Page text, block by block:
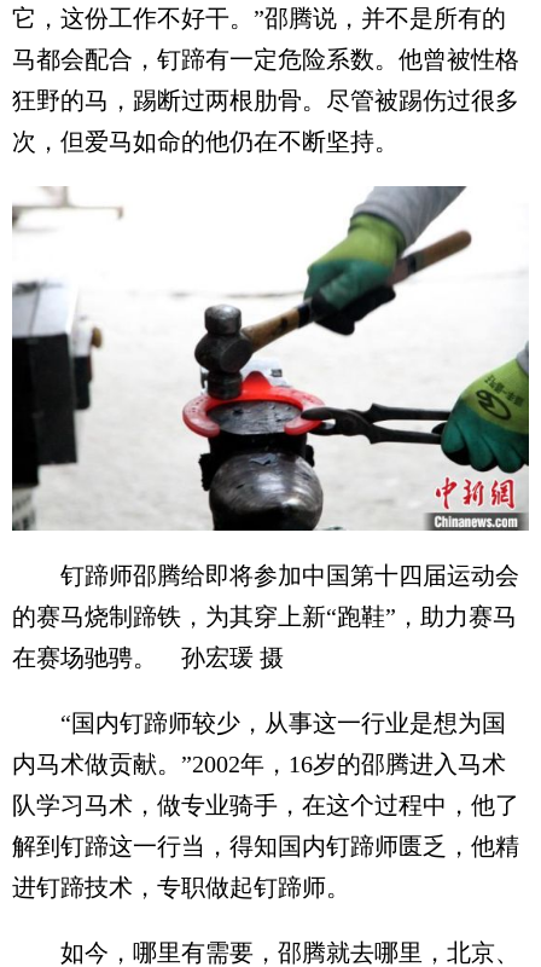
它，这份工作不好干。”邵腾说，并不是所有的
马都会配合，钉蹄有一定危险系数。他曾被性格
狂野的马，踢断过两根肋骨。尽管被踢伤过很多
次，但爱马如命的他仍在不断坚持。
钉蹄师邵腾给即将参加中国第十四届运动会
的赛马烧制蹄铁，为其穿上新“跑鞋”，助力赛马
在赛场驰骋。 孙宏瑗 摄
“国内钉蹄师较少，从事这一行业是想为国
内马术做贡献。”2002年，16岁的邵腾进入马术
队学习马术，做专业骑手，在这个过程中，他了
解到钉蹄这一行当，得知国内钉蹄师匮乏，他精
进钉蹄技术，专职做起钉蹄师。
如今，哪里有需要，邵腾就去哪里，北京、